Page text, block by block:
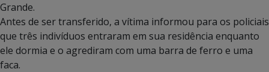
Grande.
Antes de ser transferido, a vítima informou para os policiais
que três indivíduos entraram em sua residência enquanto
ele dormia e o agrediram com uma barra de ferro e uma
faca.